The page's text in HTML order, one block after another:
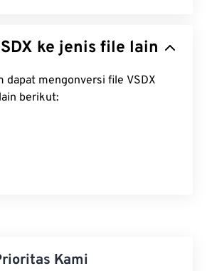
VSDX ke jenis file lain
mengonversi file VSDX
berikut:
Kami